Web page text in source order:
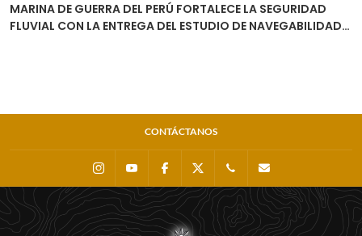
MARINA DE GUERRA DEL PERÚ FORTALECE LA SEGURIDAD
FLUVIAL CON LA ENTREGA DEL ESTUDIO DE NAVEGABILIDAD
CONTÁCTANOS
InstagramYoutube Facebook 0511 - 207 8160